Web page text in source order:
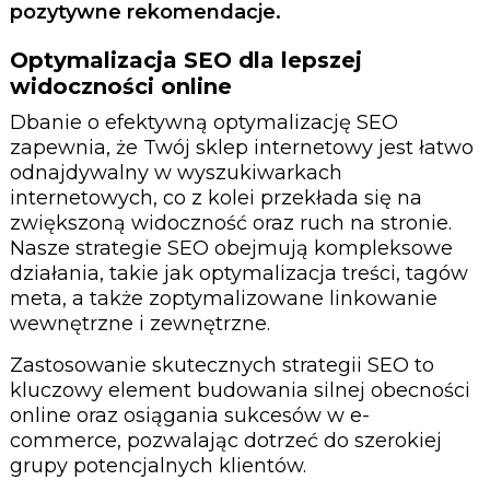
pozytywne rekomendacje.
Optymalizacja SEO dla lepszej
widoczności online
Dbanie o efektywną optymalizację SEO
zapewnia, że Twój sklep internetowy jest łatwo
odnajdywalny w wyszukiwarkach
internetowych, co z kolei przekłada się na
zwiększoną widoczność oraz ruch na stronie.
Nasze strategie SEO obejmują kompleksowe
działania, takie jak optymalizacja treści, tagów
meta, a także zoptymalizowane linkowanie
wewnętrzne i zewnętrzne.
Zastosowanie skutecznych strategii SEO to
kluczowy element budowania silnej obecności
online oraz osiągania sukcesów w e-
commerce, pozwalając dotrzeć do szerokiej
grupy potencjalnych klientów.